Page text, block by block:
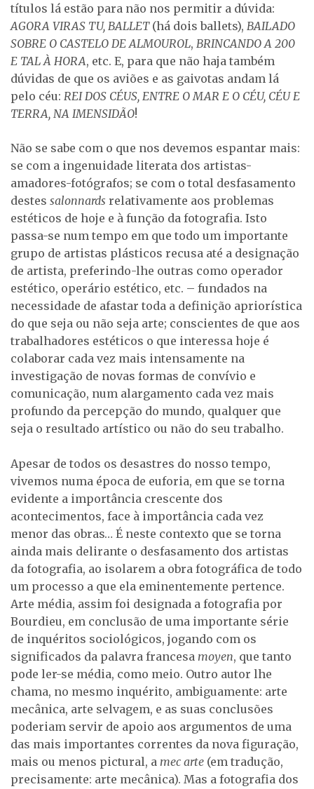
títulos lá estão para não nos permitir a dúvida:
AGORA VIRAS TU, BALLET(há dois ballets), BAILADO
SOBRE O CASTELO DE ALMOUROL, BRINCANDO A 200
E TAL À HORA, etc. E, para que não haja também
dúvidas de que os aviões e as gaivotas andam lá
pelo céu: REI DOS CÉUS, ENTRE O MAR E O CÉU, CÉU E
TERRA, NA IMENSIDÃO!
Não se sabe com o que nos devemos espantar mais:
se com a ingenuidade literata dos artistas-
amadores-fotógrafos; se com o total desfasamento
destes salonnards relativamente aos problemas
estéticos de hoje e à função da fotografia. Isto
passa-se num tempo em que todo um importante
grupo de artistas plásticos recusa até a designação
de artista, preferindo-lhe outras como operador
estético, operário estético, etc. – fundados na
necessidade de afastar toda a definição apriorística
do que seja ou não seja arte; conscientes de que aos
trabalhadores estéticos o que interessa hoje é
colaborar cada vez mais intensamente na
investigação de novas formas de convívio e
comunicação, num alargamento cada vez mais
profundo da percepção do mundo, qualquer que
seja o resultado artístico ou não do seu trabalho.
Apesar de todos os desastres do nosso tempo,
vivemos numa época de euforia, em que se torna
evidente a importância crescente dos
acontecimentos, face à importância cada vez
menor das obras… É neste contexto que se torna
ainda mais delirante o desfasamento dos artistas
da fotografia, ao isolarem a obra fotográfica de todo
um processo a que ela eminentemente pertence.
Arte média, assim foi designada a fotografia por
Bourdieu, em conclusão de uma importante série
de inquéritos sociológicos, jogando com os
significados da palavra francesa moyen, que tanto
pode ler-se média, como meio. Outro autor lhe
chama, no mesmo inquérito, ambiguamente: arte
mecânica, arte selvagem, e as suas conclusões
poderiam servir de apoio aos argumentos de uma
das mais importantes correntes da nova figuração,
mais ou menos pictural, a mec arte (em tradução,
precisamente: arte mecânica). Mas a fotografia dos